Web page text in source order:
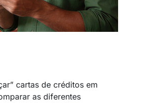
cartas de créditos em
as diferentes